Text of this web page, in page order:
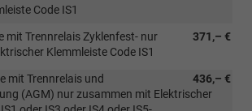
Code IS1
371,– €
mit Trennrelais Zyklenfest- nur
Klemmleiste Code IS1
436,– €
mit Trennrelais und
(AGM) nur zusammen mit Elektrischer